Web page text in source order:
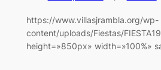
https://www.villasjrambla.org/wp-
content/uploads/Fiestas/
height=»850px» width=»100%»